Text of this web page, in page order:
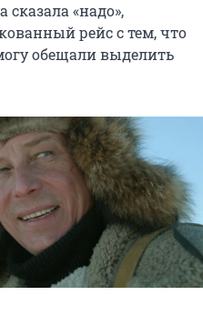
сказала «надо»,
рейс с тем, что
обещали выделить